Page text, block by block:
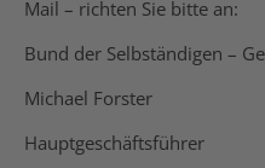
Mail – richten Sie bitte an:
Bund der Selbständigen –
Michael Forster
Hauptgeschäftsführer